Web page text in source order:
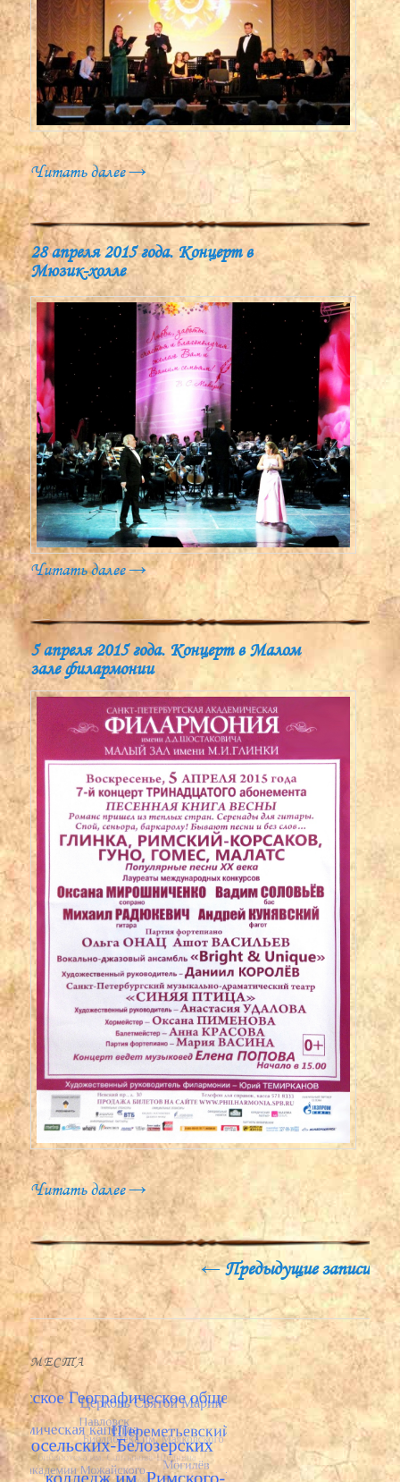
Читать далее→
28 апреля 2015 года. Концерт в
Мюзик-холле
Читать далее→
5 апреля 2015 года. Концерт в Малом
зале филармонии
Читать далее→
Навигация по записям ←Предыдущие записи
МЕСТА